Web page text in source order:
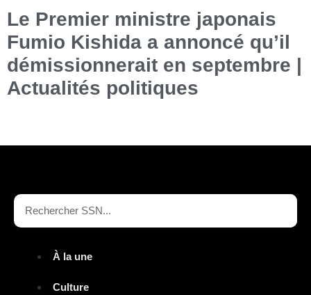
Le Premier ministre japonais
Fumio Kishida a annoncé qu’il
démissionnerait en septembre |
Actualités politiques
À la une
Culture